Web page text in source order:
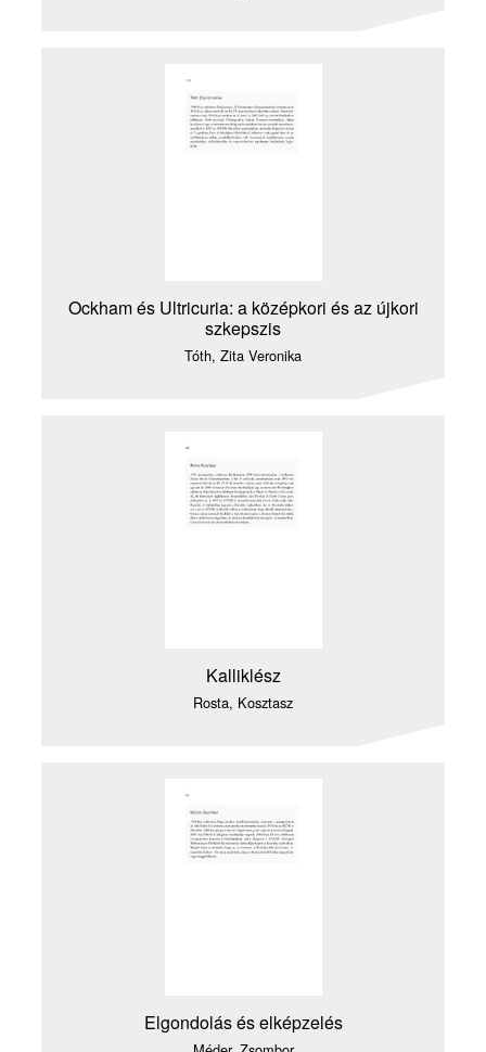
Ockham és Ultricuria: a középkori és az újkori
szkepszis
Tóth, Zita Veronika
Kalliklész
Rosta, Kosztasz
Elgondolás és elképzelés